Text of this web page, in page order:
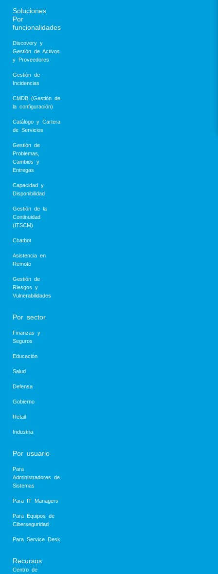
Soluciones
Por
funcionalidades
Discovery y
Gestión de Activos
y Proveedores
Gestión de
Incidencias
CMDB (Gestión de
la configuración)
Catálogo y Cartera
de Servicios
Gestión de
Problemas,
Cambios y
Entregas
Capacidad y
Disponibilidad
Gestión de la
Continuidad
(ITSCM)
Chatbot
Asistencia en
Remoto
Gestión de
Riesgos y
Vulnerabilidades
Por sector
Finanzas y
Seguros
Educación
Salud
Defensa
Gobierno
Retail
Industria
Por usuario
Para
Administradores de
Sistemas
Para IT Managers
Para Equipos de
Ciberseguridad
Para Service Desk
Recursos
Centro de